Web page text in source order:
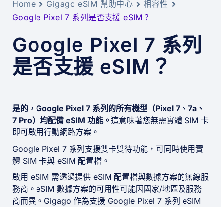
Home Gigago eSIM 幫助中心
相容性
Google Pixel 7 系列是否支援 eSIM？
Google Pixel 7 系列
是否支援 eSIM？
是的，Google Pixel 7 系列的所有機型（Pixel 7、7a、
7 Pro）均配備 eSIM 功能。 這意味著您無需實體 SIM 卡
即可啟用行動網路方案。
Google Pixel 7 系列支援雙卡雙待功能，可同時使用實
體 SIM 卡與 eSIM 配置檔。
啟用 eSIM 需透過提供 eSIM 配置檔與數據方案的無線服
務商。eSIM 數據方案的可用性可能因國家/地區及服務
商而異。Gigago 作為支援 Google Pixel 7 系列 eSIM